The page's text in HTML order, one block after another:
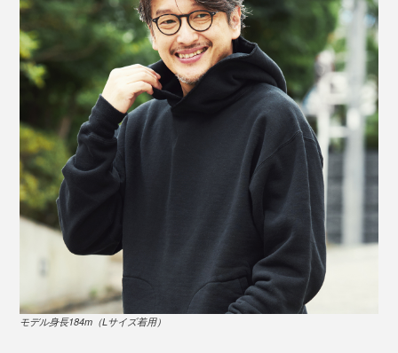
ェイス（一層）で仕立て、より軽やかな着心地に。コレ
クターが唸る、独自のディテールも魅力です。
●クロスネック
吊り編み機は、1900年代初期にヨーロッパから伝えら
れた旧式編み機で、昭和30年半ばまで一般的に使われて
きましたが、いまでは数百台を残すまでに。
1台の編み機で、「1時間に1メール、1日7着分」のスウ
ェット生地しか編めません。生産効率は悪くても、ゆっ
くりと丹念に編み上げることで、手編みのようなふっく
らとした風合いが生まれます。
モデル身長184m（Lサイズ着用）